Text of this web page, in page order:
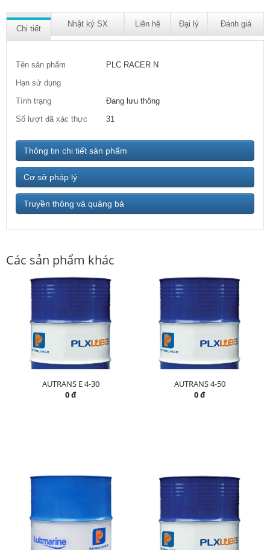
Chi tiết
Nhật ký SX Liên hệ Đại lý Đánh giá
Tên sản phẩm
PLC RACER N
Hạn sử dụng
Tình trạng
Đang lưu thông
Số lượt đã xác thực
31
Thông tin chi tiết sản phẩm
Cơ sở pháp lý
Truyền thông và quảng bá
Các sản phẩm khác
AUTRANS E 4-30
0 đ
AUTRANS 4-50
0 đ